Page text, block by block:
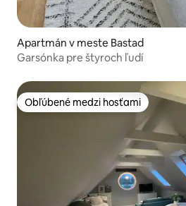
Apartmán v meste Bastad
Garsónka pre štyroch ľudí
Obľúbené medzi hosťami
Obľúbené medzi hosťami